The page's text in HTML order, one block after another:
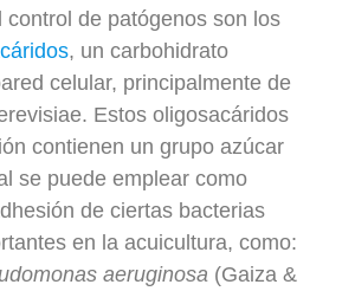
control de patógenos son los
, un carbohidrato
celular, principalmente de
Estos oligosacáridos
contienen un grupo azúcar
se puede emplear como
de ciertas bacterias
en la acuicultura, como:
aeruginosa (Gaiza &